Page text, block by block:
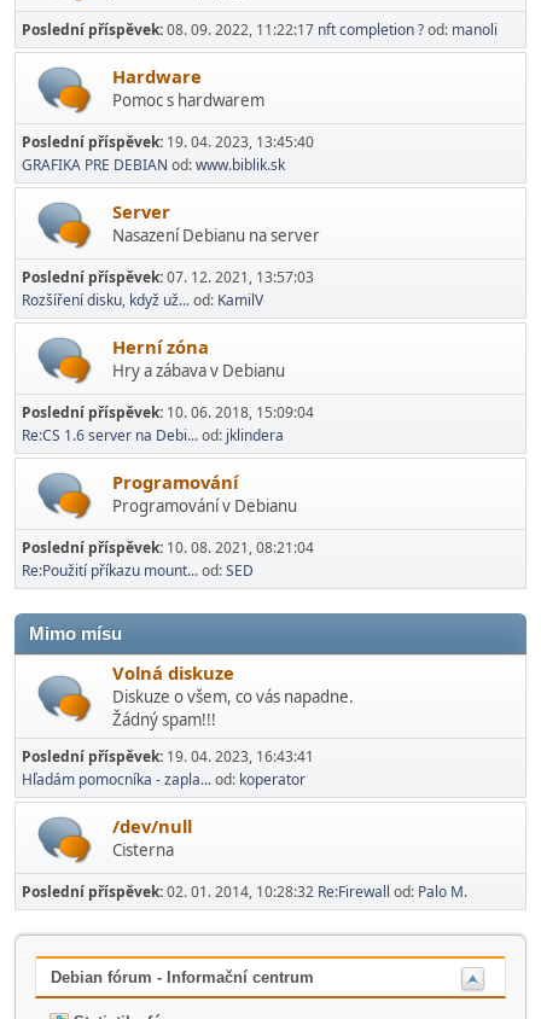
Poslední příspěvek:08. 09. 2022, 11:22:17 nft completion ?od: manoli
Hardware
Pomoc s hardwarem
Poslední příspěvek: 19. 04. 2023, 13:45:40
GRAFIKA PRE DEBIAN od:www.biblik.sk
Server
Nasazení Debianu na server
Poslední příspěvek:07. 12. 2021, 13:57:03
Rozšíření disku, když už...od: KamilV
Herní­ zóna
Hry a zábava v Debianu
Poslední příspěvek: 10. 06. 2018, 15:09:04
Re:CS 1.6 server na Debi...od: jklindera
Programování
Programování v Debianu
Poslední příspěvek: 10. 08. 2021, 08:21:04
Re:Použití příkazu mount...od:SED
Mimo mí­su
Volná diskuze
Diskuze o všem, co vás napadne.
Žádný spam!!!
Poslední příspěvek: 19. 04. 2023, 16:43:41
Hľadám pomocníka - zapla...od: koperator
/dev/null
Cisterna
Poslední příspěvek:02. 01. 2014, 10:28:32 Re:Firewall od: Palo M.
Debian fórum - Informační centrum